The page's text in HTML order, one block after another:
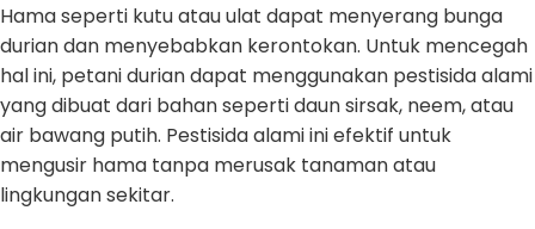
Hama seperti kutu atau ulat dapat menyerang bunga
durian dan menyebabkan kerontokan. Untuk mencegah
hal ini, petani durian dapat menggunakan pestisida alami
yang dibuat dari bahan seperti daun sirsak, neem, atau
air bawang putih. Pestisida alami ini efektif untuk
mengusir hama tanpa merusak tanaman atau
lingkungan sekitar.